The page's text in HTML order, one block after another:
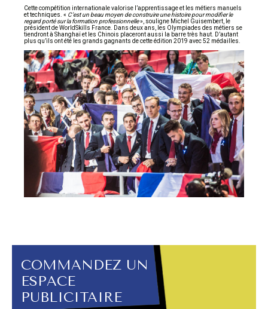
Cette compétition internationale valorise l’apprentissage et les métiers manuels
et techniques. « C’est un beau moyen de construire une histoire pour modifier le
regard porté sur la formation professionnelle», souligne Michel Guisembert, le
président de WorldSkills France. Dans deux ans, les Olympiades des métiers se
tiendront à Shanghaï et les Chinois placeront aussi la barre très haut. D’autant
plus qu’ils ont été les grands gagnants de cette édition 2019 avec 52 médailles.
COMMANDEZ UN
ESPACE
PUBLICITAIRE